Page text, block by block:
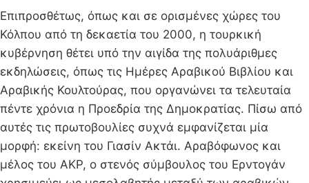
Επιπροσθέτως, όπως και σε ορισμένες χώρες του
Κόλπου από τη δεκαετία του 2000, η τουρκική
κυβέρνηση θέτει υπό την αιγίδα της πολυάριθμες
εκδηλώσεις, όπως τις Ημέρες Αραβικού Βιβλίου και
Αραβικής Κουλτούρας, που οργανώνει τα τελευταία
πέντε χρόνια η Προεδρία της Δημοκρατίας. Πίσω από
αυτές τις πρωτοβουλίες συχνά εμφανίζεται μία
μορφή: εκείνη του Γιασίν Ακτάι. Αραβόφωνος και
μέλος του ΑΚΡ, ο στενός σύμβουλος του Ερντογάν